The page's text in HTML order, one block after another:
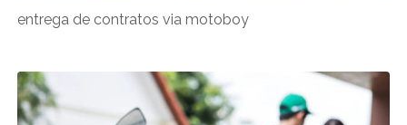
entrega de contratos via motoboy